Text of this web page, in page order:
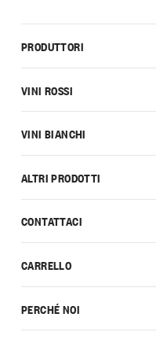
CONTATTACI
CARRELLO
PERCHÉ NOI
PRODUTTORI
VINI ROSSI
VINI BIANCHI
ALTRI PRODOTTI